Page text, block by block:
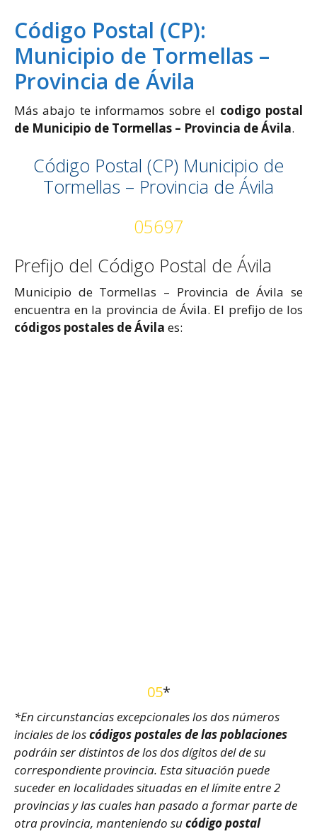
Código Postal (CP):
Municipio de Tormellas –
Provincia de Ávila
Más abajo te informamos sobre el codigo postal
de Municipio de Tormellas – Provincia de Ávila.
Código Postal (CP) Municipio de
Tormellas – Provincia de Ávila
05697
Prefijo del Código Postal de Ávila
Municipio de Tormellas – Provincia de Ávila se
encuentra en la provincia de Ávila. El prefijo de los
códigos postales de Ávila es:
05*
*En circunstancias excepcionales los dos números
inciales de loscódigos postales de las poblaciones
podráin ser distintos de los dos dígitos del de su
correspondiente provincia. Esta situación puede
suceder en localidades situadas en el límite entre 2
provincias y las cuales han pasado a formar parte de
otra provincia, manteniendo sucódigo postal